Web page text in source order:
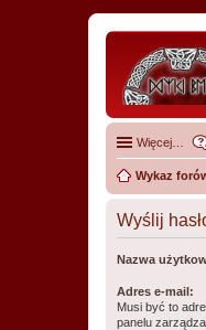
Więcej…
Wykaz
Wyślij
Nazwa
Adres e-mail:
Musi być to
panelu